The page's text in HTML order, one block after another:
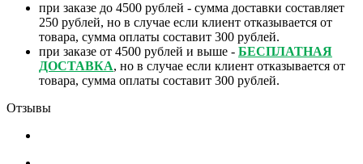
при заказе до 4500 рублей - сумма доставки составляет
250 рублей, но в случае если клиент отказывается от
товара, сумма оплаты составит 300 рублей.
при заказе от 4500 рублей и выше - БЕСПЛАТНАЯ
ДОСТАВКА, но в случае если клиент отказывается от
товара, сумма оплаты составит 300 рублей.
Отзывы